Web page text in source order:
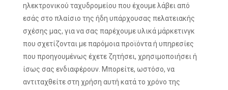
ηλεκτρονικού ταχυδρομείου που έχουμε λάβει από
εσάς στο πλαίσιο της ήδη υπάρχουσας πελατειακής
σχέσης μας, για να σας παρέχουμε υλικά μάρκετινγκ
που σχετίζονται με παρόμοια προϊόντα ή υπηρεσίες
που προηγουμένως έχετε ζητήσει, χρησιμοποιήσει ή
ίσως σας ενδιαφέρουν. Μπορείτε, ωστόσο, να
αντιταχθείτε στη χρήση αυτή κατά το χρόνο της